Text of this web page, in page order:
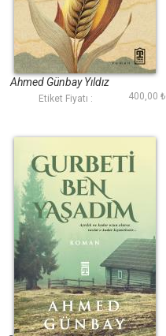
Yanık Buğdaylar
Ahmed Günbay Yıldız
Etiket Fiyatı : 400,00 ₺